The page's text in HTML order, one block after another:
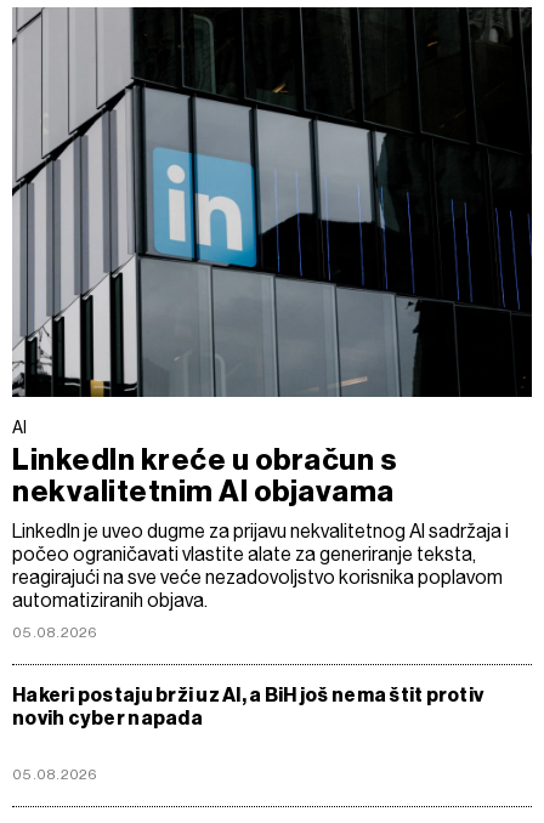
AI
LinkedIn kreće u obračun s
nekvalitetnim AI objavama
LinkedIn je uveo dugme za prijavu nekvalitetnog AI sadržaja i
počeo ograničavati vlastite alate za generiranje teksta,
reagirajući na sve veće nezadovoljstvo korisnika poplavom
automatiziranih objava.
05.08.2026
Hakeri postaju brži uz AI, a BiH još nema štit protiv
novih cyber napada
05.08.2026